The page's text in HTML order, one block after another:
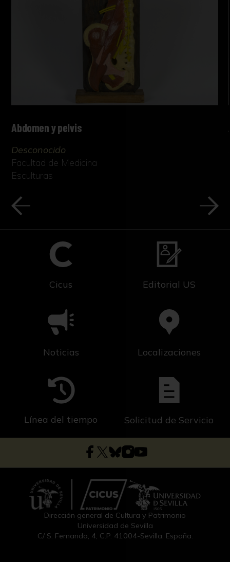
Abdomen y pelvis
Desconocido
Facultad de Medicina
Esculturas
Cicus Editorial US
Noticias Localizaciones
Línea del tiempo Solicitud de Servicio
Dirección general de Cultura y Patrimonio
Universidad de Sevilla
C/ S. Fernando, 4, C.P. 41004-Sevilla, España.